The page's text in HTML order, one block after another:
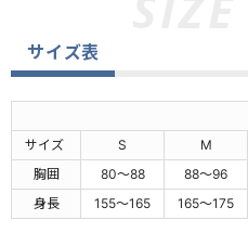
サイズ表
サイズ
S M
胸囲
80～88 88～96
身長
155～165 165～175